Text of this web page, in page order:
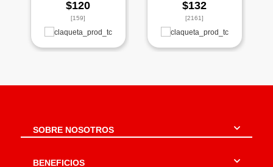
$120
[159]
$132
[2161]
SOBRE NOSOTROS
BENEFICIOS